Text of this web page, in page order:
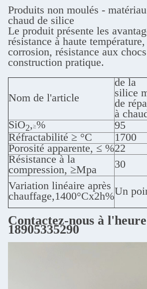
Produits non moulés -
chaud de silice
Le produit présente les
résistance à haute
corrosion, résistance aux
construction pratique.
Nom de l'article
de la
silice
de
à
SiO2,≥% 95
Réfractabilité ≥ °C
1700
Porosité apparente, ≤ %22
Résistance à la
compression, ≥Mpa
30
Variation linéaire après
chauffage,1400°Cx2h%Un
Contactez-nous à
18905335290